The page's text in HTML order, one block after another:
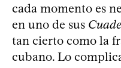
cada momento es
en uno de sus
tan cierto como la
cubano. Lo